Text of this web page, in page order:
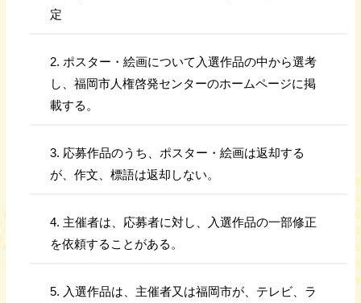
定
ポスター・絵画について入選作品の中から選考
し、福岡市人権啓発センターのホームページに掲
載する。
応募作品のうち、ポスター・絵画は返却する
が、作文、標語は返却しない。
主催者は、応募者に対し、入選作品の一部修正
を依頼することがある。
入選作品は、主催者又は福岡市が、テレビ、ラ